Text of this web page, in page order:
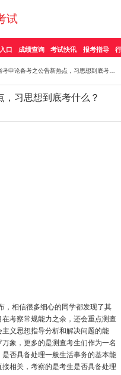
试
口 成绩查询 考试快讯 报考指导
申论备考之公告新热点，习思想到底考什么
习思想到底考什么？
，相信很多细心的同学都发现了其
考察常规能力之余，还会重点测查
义思想指导分析和解决问题的能
象，更多的是测查考生们作为一名
否具备处理一般生活事务的基本能
相关，考察的是考生是否具备处理